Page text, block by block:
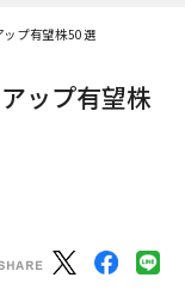
ップ有望株50選
ップ有望株